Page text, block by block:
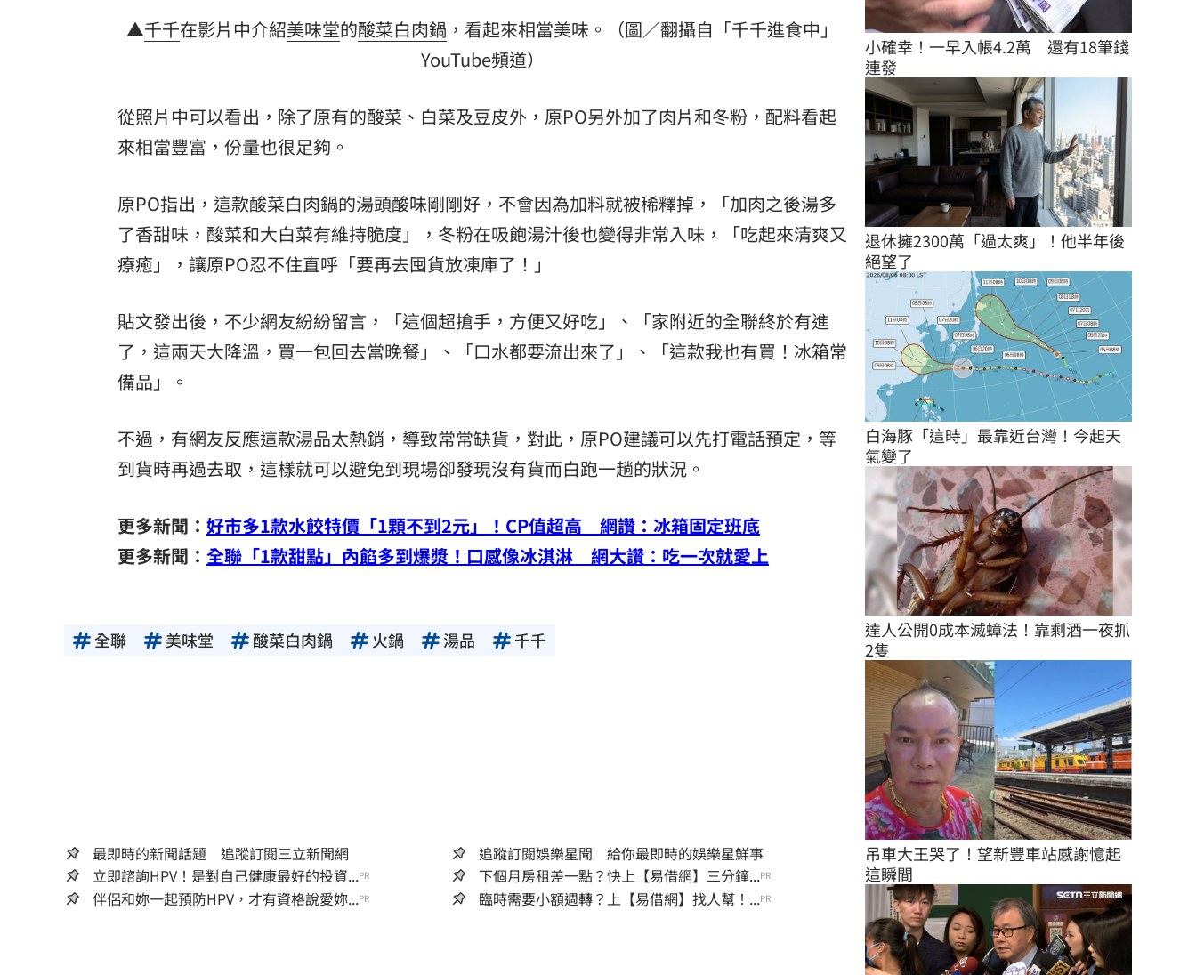
▲千千在影片中介紹美味堂的酸菜白肉鍋 ，看起來相當美味。（圖／翻攝自「千千進食中」
YouTube頻道）
從照片中可以看出，除了原有的酸菜、白菜及豆皮外，原PO另外加了肉片和冬粉，配料看起
來相當豐富，份量也很足夠。
原PO指出，這款酸菜白肉鍋的湯頭酸味剛剛好，不會因為加料就被稀釋掉，「加肉之後湯多
了香甜味，酸菜和大白菜有維持脆度」，冬粉在吸飽湯汁後也變得非常入味，「吃起來清爽又
療癒」，讓原PO忍不住直呼「要再去囤貨放凍庫了！」
貼文發出後，不少網友紛紛留言，「這個超搶手，方便又好吃」、「家附近的全聯終於有進
了，這兩天大降溫，買一包回去當晚餐」、「口水都要流出來了」、「這款我也有買！冰箱常
備品」。
不過，有網友反應這款湯品太熱銷，導致常常缺貨，對此，原PO建議可以先打電話預定，等
到貨時再過去取，這樣就可以避免到現場卻發現沒有貨而白跑一趟的狀況。
更多新聞： 好市多1款水餃特價「1顆不到2元」！CP值超高 網讚：冰箱固定班底
更多新聞： 全聯「1款甜點」內餡多到爆漿！口感像冰淇淋 網大讚：吃一次就愛上
全聯 美味堂 酸菜白肉鍋 火鍋 湯品 千千
最即時的新聞話題 追蹤訂閱三立新聞網
追蹤訂閱娛樂星聞 給你最即時的娛樂星鮮事
立即諮詢HPV！是對自己健康最好的投資...PR 下個月房租差一點？快上【易借網】三分鐘...PR
伴侶和妳一起預防HPV，才有資格說愛妳...PR 臨時需要小額週轉？上【易借網】找人幫！...PR
小確幸！一早入帳4.2萬　還有18筆錢
連發
退休擁2300萬「過太爽」！他半年後
絕望了
白海豚「這時」最靠近台灣！今起天
氣變了
達人公開0成本滅蟑法！靠剩酒一夜抓
2隻
吊車大王哭了！望新豐車站感謝憶起
這瞬間